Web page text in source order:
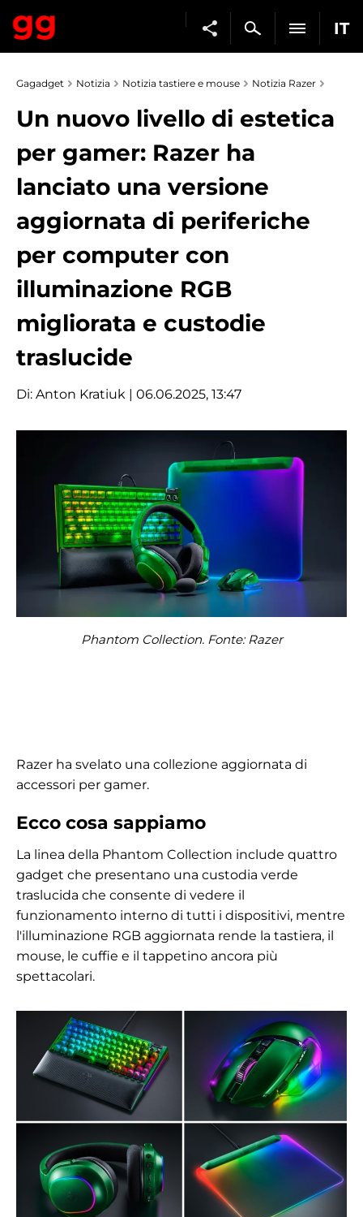
IT
Gagadget Notizia Notizia tastiere e mouse Notizia Razer
Un nuovo livello di estetica
per gamer: Razer ha
lanciato una versione
aggiornata di periferiche
per computer con
illuminazione RGB
migliorata e custodie
traslucide
Di: Anton Kratiuk | 06.06.2025, 13:47
Phantom Collection. Fonte: Razer
Razer ha svelato una collezione aggiornata di
accessori per gamer.
Ecco cosa sappiamo
La linea della Phantom Collection include quattro
gadget che presentano una custodia verde
traslucida che consente di vedere il
funzionamento interno di tutti i dispositivi, mentre
l'illuminazione RGB aggiornata rende la tastiera, il
mouse, le cuffie e il tappetino ancora più
spettacolari.